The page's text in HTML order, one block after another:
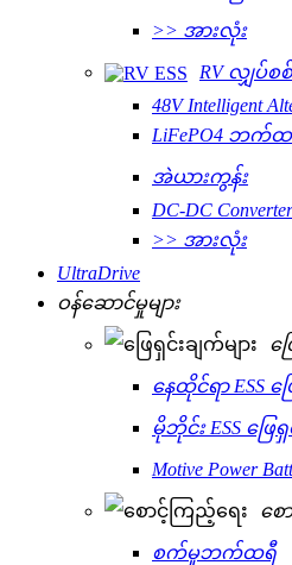
>> အားလုံး
RV လျှပ်စ
48V Intelligent
LiFePO4 ဘက်
အဲယားကွန်း
DC-DC Converter
>> အားလုံး
UltraDrive
ဝန်ဆောင်မှုများ
ဖ
နေထိုင်ရာ ESS ဖ
မိုဘိုင်း ESS ဖြေရှ
Motive Power
စေ
စက်မှုဘက်ထရီ